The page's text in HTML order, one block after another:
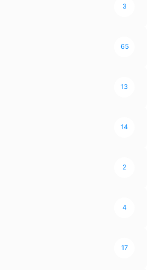
3
65
13
14
2
4
17